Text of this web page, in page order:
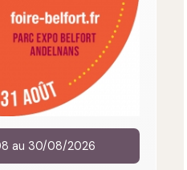
au 30/08/2026